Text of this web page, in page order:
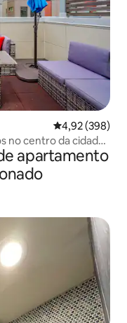
4,92 de uma
4,92 (398)
no centro da cidade,
apartamento